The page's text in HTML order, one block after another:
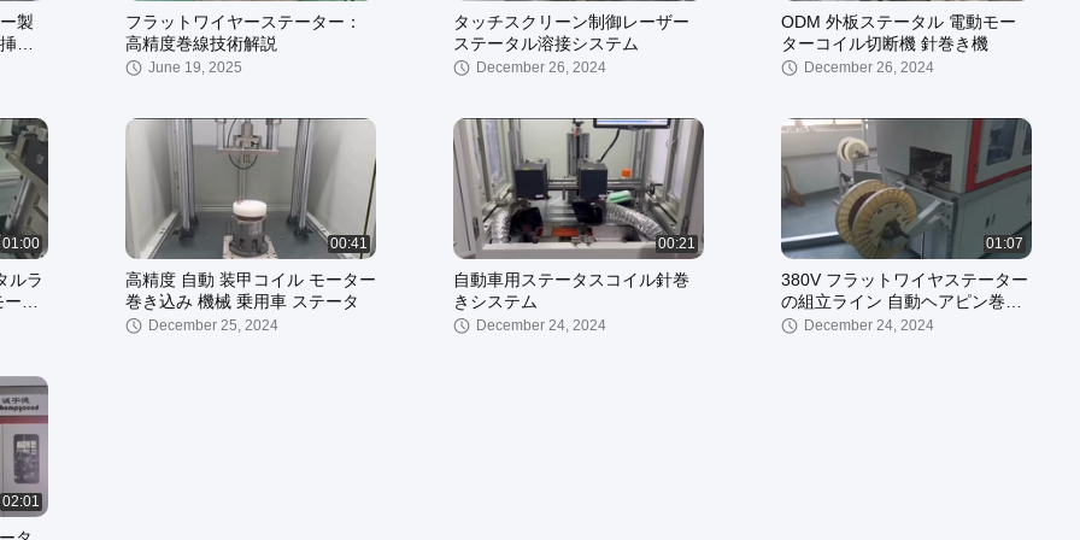
製
入
フラットワイヤーステーター：
高精度巻線技術解説
June 19, 2025
タッチスクリーン制御レーザー
ステータル溶接システム
December 26, 2024
ODM 外板ステータル 電動モー
ターコイル切断機 針巻き機
December 26, 2024
01:00
ルラ
タ
00:41
高精度 自動 装甲コイル モーター
巻き込み 機械 乗用車 ステータ
December 25, 2024
00:21
自動車用ステータスコイル針巻
きシステム
December 24, 2024
01:07
380V フラットワイヤステーター
の組立ライン 自動ヘアピン巻き
機 December 24, 2024
02:01